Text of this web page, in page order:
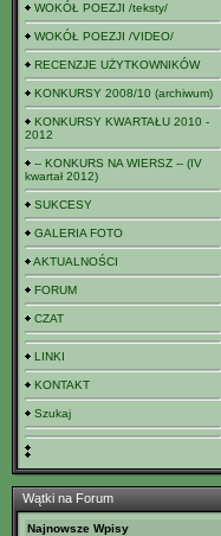
WOKÓŁ POEZJI /teksty/
WOKÓŁ POEZJI /VIDEO/
RECENZJE UŻYTKOWNIKÓW
KONKURSY 2008/10 (archiwum)
KONKURSY KWARTAŁU 2010 -
2012
-- KONKURS NA WIERSZ -- (IV
kwartał 2012)
SUKCESY
GALERIA FOTO
AKTUALNOŚCI
FORUM
CZAT
LINKI
KONTAKT
Szukaj
Wątki na Forum
Najnowsze Wpisy